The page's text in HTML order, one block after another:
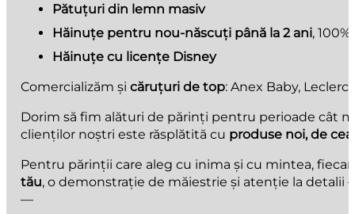
Pătuțuri din lemn masiv
Hăinuțe pentru nou-născuți până la 2 ani,
Hăinuțe cu licențe Disney
Comercializăm șicăruțuri de top: Anex Baby, Leclerc
Dorim să fim alături de părinți pentru perioade cât
clienților noștri este răsplătită cu produse noi, de
Pentru părinții care aleg cu inima și cu mintea,
tău, o demonstrație de măiestrie și atenție la
—